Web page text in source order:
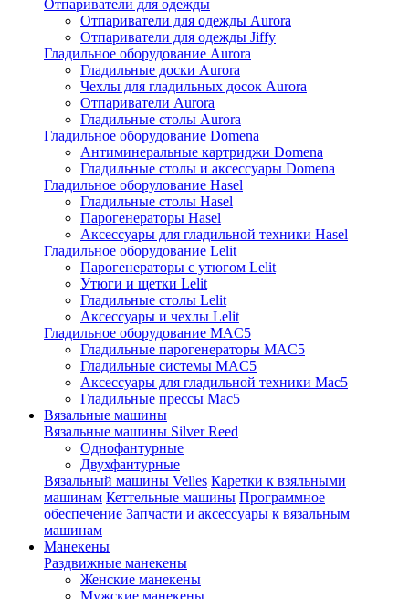
Отпариватели для одежды
Отпариватели для одежды Aurora
Отпариватели для одежды Jiffy
Гладильное оборудование Aurora
Гладильные доски Aurora
Чехлы для гладильных досок Aurora
Отпариватели Aurora
Гладильные столы Aurora
Гладильное оборудование Domena
Антиминеральные картриджи Domena
Гладильные столы и аксессуары Domena
Гладильное оборулование Hasel
Гладильные столы Hasel
Парогенераторы Hasel
Аксессуары для гладильной техники Hasel
Гладильное оборудование Lelit
Парогенераторы с утюгом Lelit
Утюги и щетки Lelit
Гладильные столы Lelit
Аксессуары и чехлы Lelit
Гладильное оборудование MAC5
Гладильные парогенераторы MAC5
Гладильные системы MAC5
Аксессуары для гладильной техники Mac5
Гладильные прессы Mac5
Вязальные машины
Вязальные машины Silver Reed
Однофантурные
Двухфантурные
Вязальный машины Velles Каретки к взяльными
машинам Кеттельные машины Программное
обеспечение Запчасти и аксессуары к вязальным
машинам
Манекены
Раздвижные манекены
Женские манекены
Мужские манекены